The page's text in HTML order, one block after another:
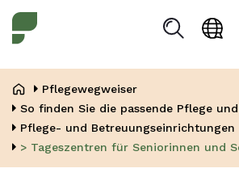
Inhalt
Suchen
Pflegewegweiser
So finden Sie die passende Pflege
Pflege- und Betreuungseinrichtungen
> Tageszentren für Seniorinnen und